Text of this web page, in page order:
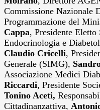
Commissione Nazionale
Programmazione del
Cappa, Presidente
Endocrinologia e
Claudio Cricelli,
Generale (SIMG),
Associazione Medici
Riccardi, Presidente
Tonino Aceti,
Cittadinanzattiva,